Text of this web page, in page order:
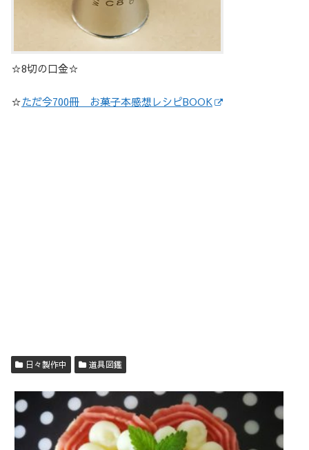
☆8切の口金☆
☆ただ今700冊 お菓子本感想レシピBOOK
日々製作中 道具図鑑